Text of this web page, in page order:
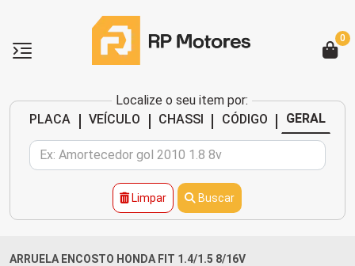
Localize o seu item por:
PLACA
| VEÍCULO | CHASSI | CÓDIGO | GERAL
Limpar Buscar
0
ARRUELA ENCOSTO HONDA FIT 1.4/1.5 8/16V